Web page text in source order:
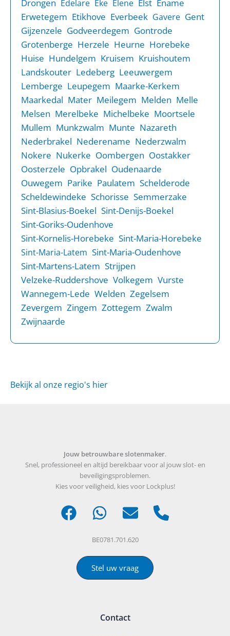
Drongen Edelare Eke Elene Elst Ename
Erwetegem Etikhove Everbeek Gavere Gent
Gijzenzele Godveerdegem Gontrode
Grotenberge Herzele Heurne Horebeke
Huise Hundelgem Kruisem Kruishoutem
Landskouter Ledeberg Leeuwergem
Lemberge Leupegem Maarke-Kerkem
Maarkedal Mater Meilegem Melden Melle
Melsen Merelbeke Michelbeke Moortsele
Mullem Munkzwalm Munte Nazareth
Nederbrakel Nederename Nederzwalm
Nokere Nukerke Oombergen Oostakker
Oosterzele Opbrakel Oudenaarde
Ouwegem Parike Paulatem Schelderode
Scheldewindeke Schorisse Semmerzake
Sint-Blasius-Boekel Sint-Denijs-Boekel
Sint-Goriks-Oudenhove
Sint-Kornelis-Horebeke Sint-Maria-Horebeke
Sint-Maria-Latem Sint-Maria-Oudenhove
Sint-Martens-Latem Strijpen
Velzeke-Ruddershove Volkegem Vurste
Wannegem-Lede Welden Zegelsem
Zevergem Zingem Zottegem Zwalm
Zwijnaarde
Bekijk al onze regio's hier
Jouw betrouwbare slotenmaker.
Snel, professioneel en altijd bereikbaar voor al jouw slot- en
beveiligingsproblemen.
Kies voor veiligheid, kies voor Lockplus!
BE0781.701.620
Stel uw vraag
Contact